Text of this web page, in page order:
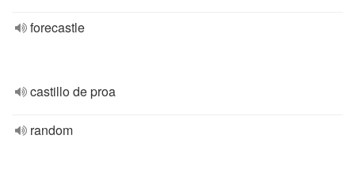
forecastle
castillo de proa
random